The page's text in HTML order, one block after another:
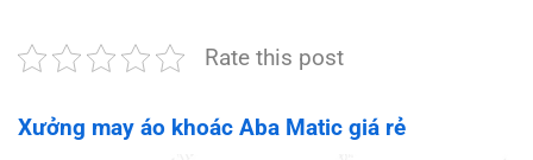
Rate this post
Xưởng may áo khoác Aba Matic giá rẻ